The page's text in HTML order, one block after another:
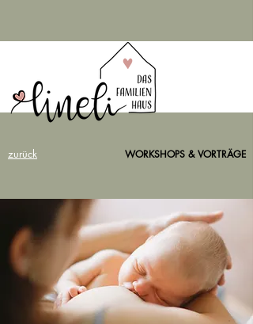
zurück WORKSHOPS & VORTRÄGE